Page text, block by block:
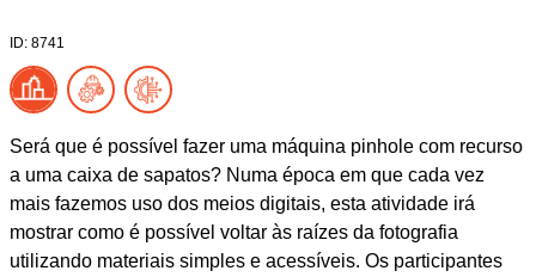
ID: 8741
Será que é possível fazer uma máquina pinhole com recurso
a uma caixa de sapatos? Numa época em que cada vez
mais fazemos uso dos meios digitais, esta atividade irá
mostrar como é possível voltar às raízes da fotografia
utilizando materiais simples e acessíveis. Os participantes